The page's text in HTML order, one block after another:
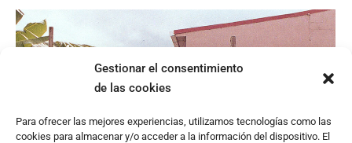
Gestionar el consentimiento
de las cookies
Para ofrecer las mejores experiencias, utilizamos tecnologías como las
cookies para almacenar y/o acceder a la información del dispositivo. El